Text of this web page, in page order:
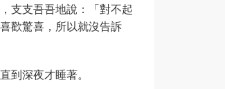
支支吾吾地說：「對不起
歡驚喜，所以就沒告訴
到深夜才睡著。